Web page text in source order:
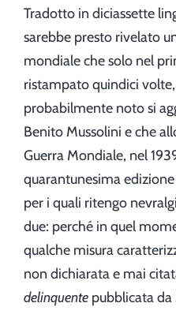
Tradotto in diciassette
sarebbe presto rivelato
mondiale che solo nel
ristampato quindici
probabilmente noto si
Benito Mussolini e che
Guerra Mondiale, nel
quarantunesima
per i quali ritengo
due: perché in quel
qualche misura
non dichiarata e mai
delinquente pubblicata da